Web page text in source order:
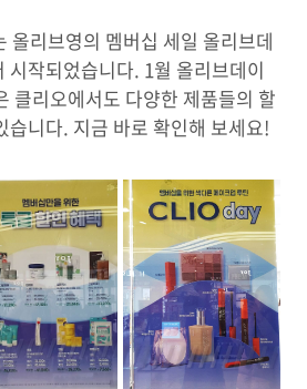
올리브영의 멤버십 세일 올리브데
시작되었습니다. 1월 올리브데이
클리오에서도 다양한 제품들의 할
습니다. 지금 바로 확인해 보세요!